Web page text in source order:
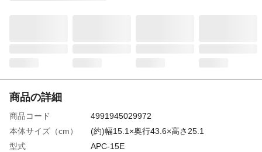
商品の詳細
商品コード
4991945029972
本体サイズ（cm）
(約)幅15.1×奥行43.6×高さ25.1
型式
APC-15E